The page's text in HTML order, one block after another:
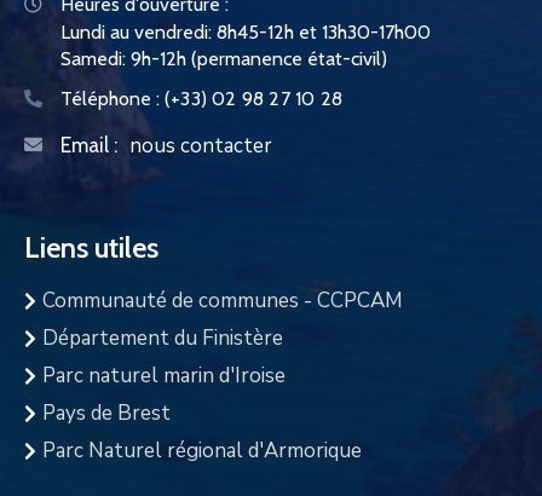
Lundi au vendredi: 8h45-12h et 13h30-17h00
Samedi: 9h-12h (permanence état-civil)
Téléphone : (+33) 02 98 27 10 28
Email : nous contacter
Liens utiles
Communauté de communes - CCPCAM
Département du Finistère
Parc naturel marin d'Iroise
Pays de Brest
Parc Naturel régional d'Armorique